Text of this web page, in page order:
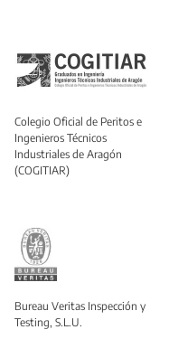
Colegio Oficial de Peritos e
Ingenieros Técnicos
Industriales de Aragón
(COGITIAR)
Bureau Veritas Inspección y
Testing, S.L.U.